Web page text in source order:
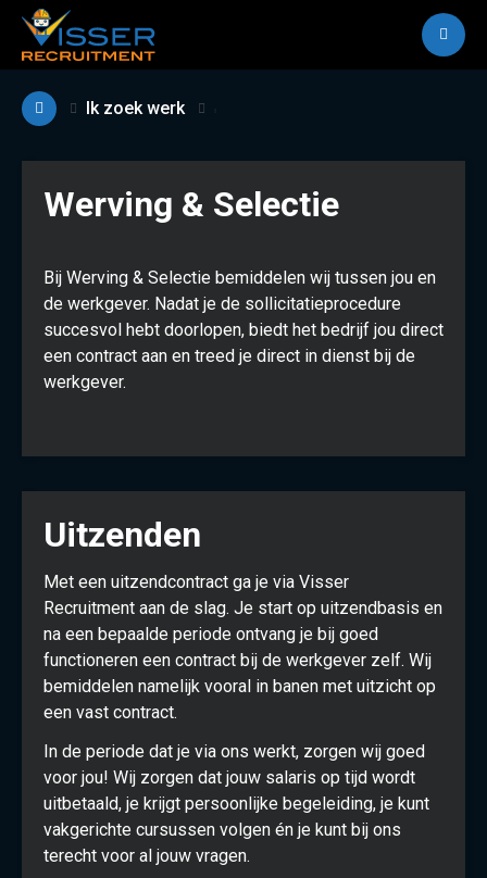
Ik zoek werk
Werving & Selectie
Bij Werving & Selectie bemiddelen wij tussen jou en
de werkgever. Nadat je de sollicitatieprocedure
succesvol hebt doorlopen, biedt het bedrijf jou direct
een contract aan en treed je direct in dienst bij de
werkgever.
Uitzenden
Met een uitzendcontract ga je via Visser
Recruitment aan de slag. Je start op uitzendbasis en
na een bepaalde periode ontvang je bij goed
functioneren een contract bij de werkgever zelf. Wij
bemiddelen namelijk vooral in banen met uitzicht op
een vast contract.
In de periode dat je via ons werkt, zorgen wij goed
voor jou! Wij zorgen dat jouw salaris op tijd wordt
uitbetaald, je krijgt persoonlijke begeleiding, je kunt
vakgerichte cursussen volgen én je kunt bij ons
terecht voor al jouw vragen.